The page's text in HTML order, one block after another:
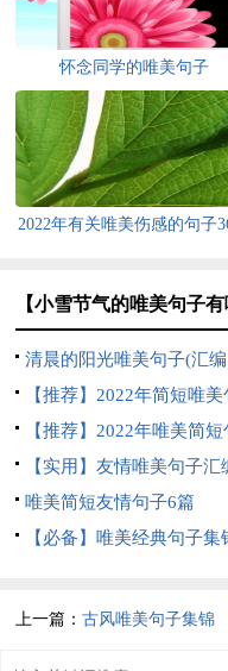
怀念同学的唯美句子
2022年有关唯美伤感的句子
【小雪节气的唯美句子
清晨的阳光唯美句子(汇
篇)【推荐】2022年简短唯
锦集55条
【推荐】2022年唯美简
锦集70句
【实用】友情唯美句子汇
条唯美简短友情句子6篇
【必备】唯美经典句子集
上一篇：古风唯美句子集锦